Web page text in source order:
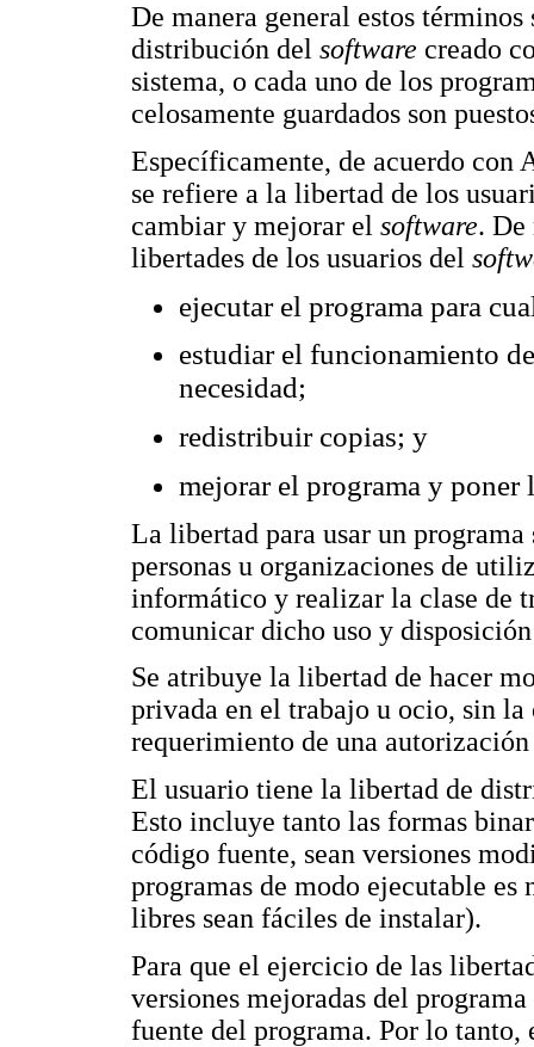
De manera general estos
distribución del software creado
sistema, o cada uno de los
celosamente guardados son
Específicamente, de acuerdo con
se refiere a la libertad de los
cambiar y mejorar el software. De
libertades de los usuarios del
ejecutar el programa para
estudiar el funcionamiento
necesidad;
redistribuir copias; y
mejorar el programa y
La libertad para usar un
personas u organizaciones de
informático y realizar la clase de
comunicar dicho uso y
Se atribuye la libertad de hacer
privada en el trabajo u ocio, sin
requerimiento de una
El usuario tiene la libertad de
Esto incluye tanto las formas
código fuente, sean versiones
programas de modo ejecutable es
libres sean fáciles de instalar).
Para que el ejercicio de las
versiones mejoradas del
fuente del programa. Por lo tanto,